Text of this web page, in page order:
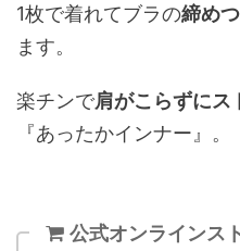
1枚で着れてブラの締め
ます。
楽チンで肩がこらずにス
『あったかインナー』。
公式オンラインス